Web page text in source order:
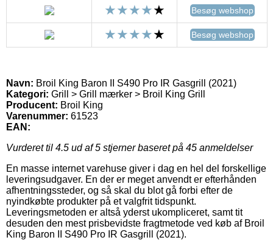
Besøg webshop
Besøg webshop
Navn: Broil King Baron II S490 Pro IR Gasgrill (2021)
Kategori: Grill > Grill mærker > Broil King Grill
Producent: Broil King
Varenummer: 61523
EAN:
Vurderet til 4.5 ud af 5 stjerner baseret på 45 anmeldelser
En masse internet varehuse giver i dag en hel del forskellige
leveringsudgaver. En der er meget anvendt er efterhånden
afhentningssteder, og så skal du blot gå forbi efter de
nyindkøbte produkter på et valgfrit tidspunkt.
Leveringsmetoden er altså yderst ukompliceret, samt tit
desuden den mest prisbevidste fragtmetode ved køb af Broil
King Baron II S490 Pro IR Gasgrill (2021).